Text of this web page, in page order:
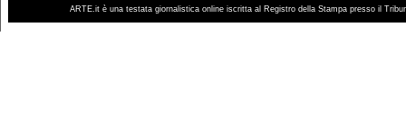
ARTE.it è una testata giornalistica online iscritta al Registro della Stampa presso il